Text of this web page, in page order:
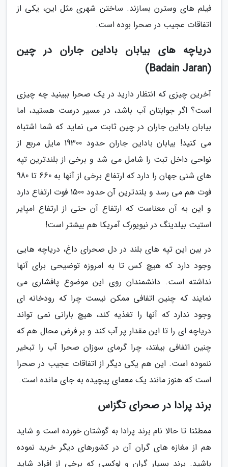
فیلم های وسترن بسازند. ساختن شهری مثل این، یکی از
اتفاقات عجیب در صحرا بوده است.
دریاچه های بیابان باداین جاران در چین
(Badain Jaran)
آخرین چیزی که انتظار دارید در یک صحرا ببینید چه چیزی
است؟ اگر جوابتان آب باشد، در مسیر درست هستید، اما
بیابان باداین جاران در چین ثابت می نماید که شما اشتباه
می کنید! بیابان باداین جاران حدود 19300 مایل مربع از
نواحی داخل تبت را شامل می شد و برخی از بلندترین تپه
های شنی جهان را دارد که ارتفاع برخی از آنها به 660 تا 980
فوت هم می رسد و بلندترین آن حدود 1500 فوت ارتفاع دارد
و این به آن معناست که ارتفاع آن حتی از ارتفاع امپایر
استیت بیلدینگ در نیویورک آمریکا هم بیشتر است!
در بین این تپه های بلند در دل صحرای داغ، دریاچه هایی
وجود دارد که هیچ کس تا به امروزه توضیحی برای آنها
نداشته است. دانشمندان روی این موضوع پافشاری می
نمایند که چنین اتفافی ممکن نیست چرا که رودخانه ای
وجود ندارد که آنها را تغذیه کند، هیچ بارانی نمی تواند
دریاچه ای را تا این مقدار پر آب کند و بر فرض محال هم که
چنین اتفافی بیفتد، چرا گرمای سوزان صحرا آب را تبخیر
ننموده است. این هم یکی دیگر از اتفاقات عجیب در صحرا
است که هنوز مانند یک معمای پیچیده به جای مانده است.
برند پرادا در صحرای تگزاس
ممطئنا تا حالا نام برند پرادا به گوشتان خورده است و شاید
هم از مغازه های گران آن در کشورهای دیگر خرید نموده
باشید. برند بسیار گران و لوکسی که برخی از افراد شاید